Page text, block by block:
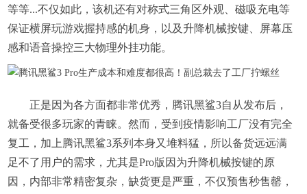
等等...不仅如此，该机还有对称式三角区外观、磁吸充电等
保证横屏玩游戏握持感的机身，以及升降机械按键、屏幕压
感和语音操控三大物理外挂功能。
正是因为各方面都非常优秀，腾讯黑鲨3自从发布后，
就备受很多玩家的青睐。然而，受到疫情影响工厂没有完全
复工，加上腾讯黑鲨3系列本身又堆料猛，所以备货远远满
足不了用户的需求，尤其是Pro版因为升降机械按键的原
因，内部非常精密复杂，缺货更是严重，不仅预售秒售罄，